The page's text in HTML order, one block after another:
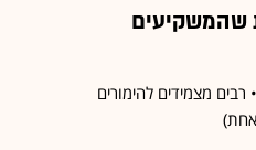
שהמשקיעים
מצמידים להימורים